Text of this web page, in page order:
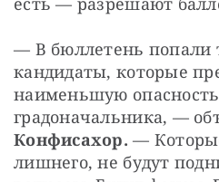
— В бюллетень попали
кандидаты, которые
наименьшую
градоначальника, —
Конфисахор. —
лишнего, не будут